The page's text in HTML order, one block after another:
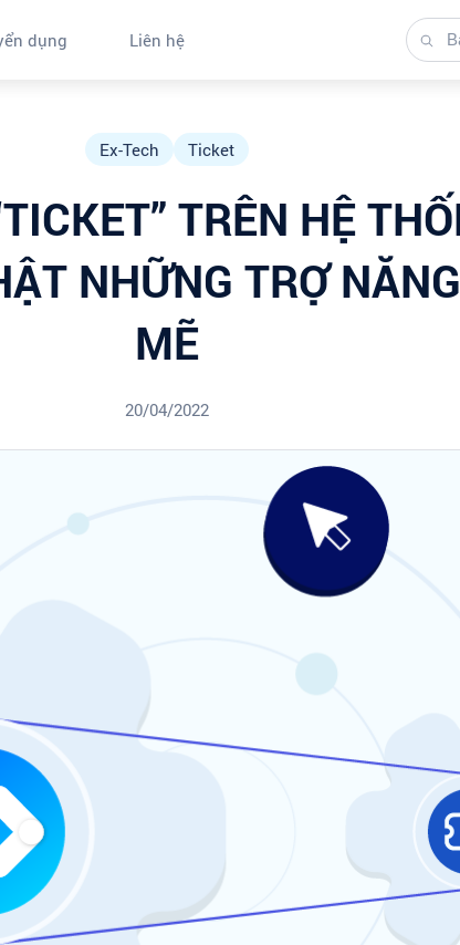
dụng Liên hệ
Ex-Tech Ticket
TRÊN HỆ
NHỮNG TRỢ
MẼ
20/04/2022